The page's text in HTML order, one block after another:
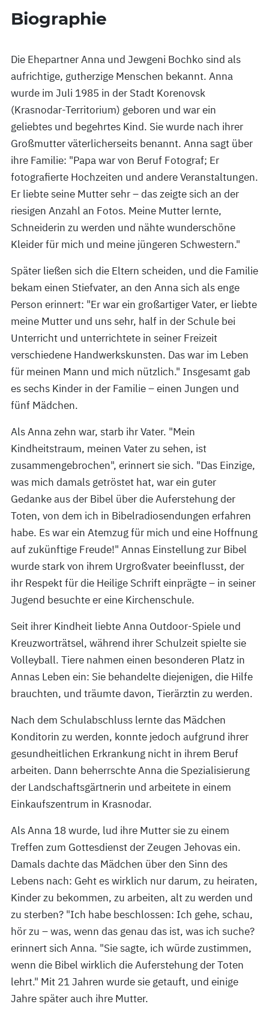
Biographie
Die Ehepartner Anna und Jewgeni Bochko sind als
aufrichtige, gutherzige Menschen bekannt. Anna
wurde im Juli 1985 in der Stadt Korenovsk
(Krasnodar-Territorium) geboren und war ein
geliebtes und begehrtes Kind. Sie wurde nach ihrer
Großmutter väterlicherseits benannt. Anna sagt über
ihre Familie: "Papa war von Beruf Fotograf; Er
fotografierte Hochzeiten und andere Veranstaltungen.
Er liebte seine Mutter sehr – das zeigte sich an der
riesigen Anzahl an Fotos. Meine Mutter lernte,
Schneiderin zu werden und nähte wunderschöne
Kleider für mich und meine jüngeren Schwestern."
Später ließen sich die Eltern scheiden, und die Familie
bekam einen Stiefvater, an den Anna sich als enge
Person erinnert: "Er war ein großartiger Vater, er liebte
meine Mutter und uns sehr, half in der Schule bei
Unterricht und unterrichtete in seiner Freizeit
verschiedene Handwerkskunsten. Das war im Leben
für meinen Mann und mich nützlich." Insgesamt gab
es sechs Kinder in der Familie – einen Jungen und
fünf Mädchen.
Als Anna zehn war, starb ihr Vater. "Mein
Kindheitstraum, meinen Vater zu sehen, ist
zusammengebrochen", erinnert sie sich. "Das Einzige,
was mich damals getröstet hat, war ein guter
Gedanke aus der Bibel über die Auferstehung der
Toten, von dem ich in Bibelradiosendungen erfahren
habe. Es war ein Atemzug für mich und eine Hoffnung
auf zukünftige Freude!" Annas Einstellung zur Bibel
wurde stark von ihrem Urgroßvater beeinflusst, der
ihr Respekt für die Heilige Schrift einprägte – in seiner
Jugend besuchte er eine Kirchenschule.
Seit ihrer Kindheit liebte Anna Outdoor-Spiele und
Kreuzworträtsel, während ihrer Schulzeit spielte sie
Volleyball. Tiere nahmen einen besonderen Platz in
Annas Leben ein: Sie behandelte diejenigen, die Hilfe
brauchten, und träumte davon, Tierärztin zu werden.
Nach dem Schulabschluss lernte das Mädchen
Konditorin zu werden, konnte jedoch aufgrund ihrer
gesundheitlichen Erkrankung nicht in ihrem Beruf
arbeiten. Dann beherrschte Anna die Spezialisierung
der Landschaftsgärtnerin und arbeitete in einem
Einkaufszentrum in Krasnodar.
Als Anna 18 wurde, lud ihre Mutter sie zu einem
Treffen zum Gottesdienst der Zeugen Jehovas ein.
Damals dachte das Mädchen über den Sinn des
Lebens nach: Geht es wirklich nur darum, zu heiraten,
Kinder zu bekommen, zu arbeiten, alt zu werden und
zu sterben? "Ich habe beschlossen: Ich gehe, schau,
hör zu – was, wenn das genau das ist, was ich suche?
erinnert sich Anna. "Sie sagte, ich würde zustimmen,
wenn die Bibel wirklich die Auferstehung der Toten
lehrt." Mit 21 Jahren wurde sie getauft, und einige
Jahre später auch ihre Mutter.